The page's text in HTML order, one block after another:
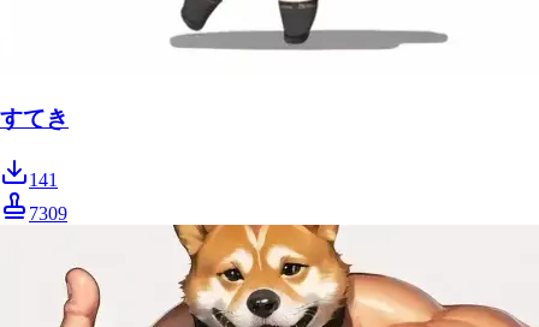
すてき
141
7309